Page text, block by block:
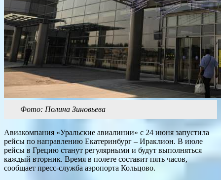
Фото: Полина Зиновьева
Авиакомпания «Уральские авиалинии» с 24 июня запустила
рейсы по направлению Екатеринбург – Ираклион. В июле
рейсы в Грецию станут регулярными и будут выполняться
каждый вторник. Время в полете составит пять часов,
сообщает пресс-служба аэропорта Кольцово.